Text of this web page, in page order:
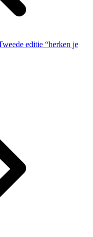
editie “herken je